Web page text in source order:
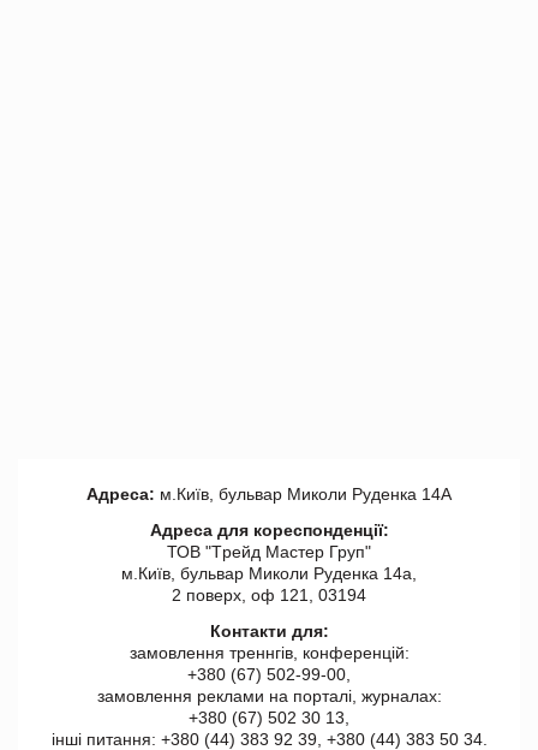
Адреса: м.Київ, бульвар Миколи Руденка 14А
Адреса для кореспонденції:
ТОВ "Tрейд Мастер Груп"
м.Київ, бульвар Миколи Руденка 14а,
2 поверх, оф 121, 03194
Контакти для:
замовлення треннгів, конференцій:
+380 (67) 502-99-00,
замовлення реклами на порталі, журналах:
+380 (67) 502 30 13,
інші питання: +380 (44) 383 92 39, +380 (44) 383 50 34.